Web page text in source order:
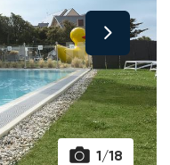
1/18